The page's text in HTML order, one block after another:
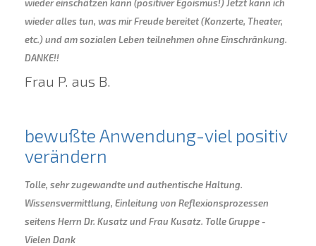
wieder einschätzen kann (positiver Egoismus!) Jetzt kann ich
wieder alles tun, was mir Freude bereitet (Konzerte, Theater,
etc.) und am sozialen Leben teilnehmen ohne Einschränkung.
DANKE!!
Frau P. aus B.
bewußte Anwendung-viel positiv
verändern
Tolle, sehr zugewandte und authentische Haltung.
Wissensvermittlung, Einleitung von Reflexionsprozessen
seitens Herrn Dr. Kusatz und Frau Kusatz. Tolle Gruppe -
Vielen Dank